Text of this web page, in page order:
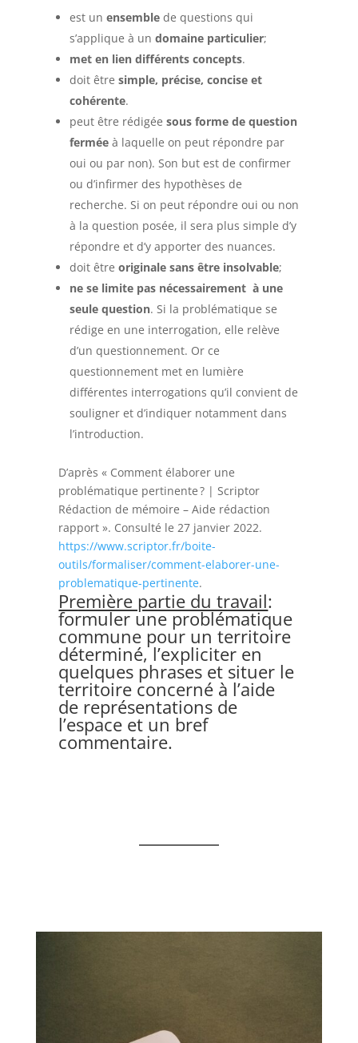
est unensemble de questions qui
s’applique à undomaine particulier;
met en lien différents concepts.
doit êtresimple, précise, concise et
cohérente.
peut être rédigéesous forme de question
fermée à laquelle on peut répondre par
oui ou par non). Son but est de confirmer
ou d’infirmer des hypothèses de
recherche. Si on peut répondre oui ou non
à la question posée, il sera plus simple d’y
répondre et d’y apporter des nuances.
doit êtreoriginale sans être insolvable;
ne se limite pas nécessairement à une
seule question. Si la problématique se
rédige en une interrogation, elle relève
d’un questionnement. Or ce
questionnement met en lumière
différentes interrogations qu’il convient de
souligner et d’indiquer notamment dans
l’introduction.
D’après « Comment élaborer une
problématique pertinente ? | Scriptor
Rédaction de mémoire – Aide rédaction
rapport ». Consulté le 27 janvier 2022.
https://www.scriptor.fr/boite-
outils/formaliser/comment-elaborer-une-
problematique-pertinente.
Première partie du travail:
formuler une problématique
commune pour un territoire
déterminé, l’expliciter en
quelques phrases et situer le
territoire concerné à l’aide
de représentations de
l’espace et un bref
commentaire.